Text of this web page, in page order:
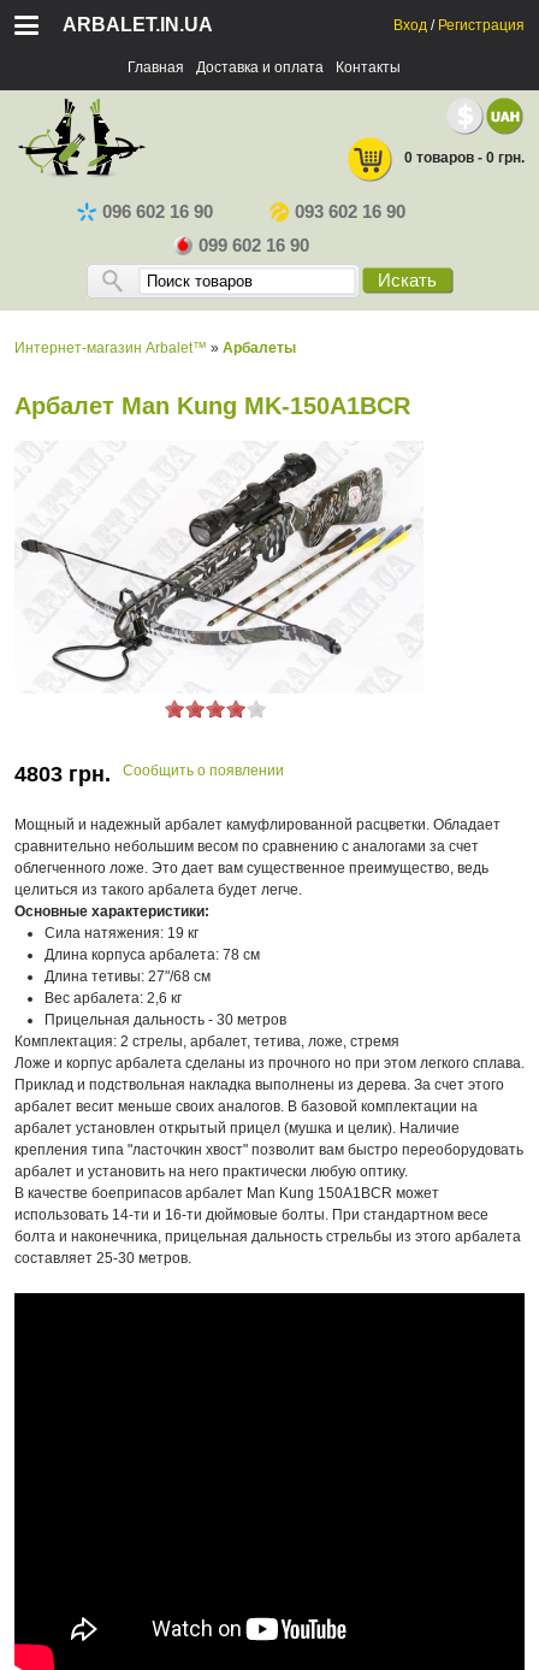
ARBALET.IN.UA
Главная Доставка и оплата Контакты
Вход / Регистрация
096 602 16 90
093 602 16 90
099 602 16 90
Искать
0 товаров - 0 грн.
Интернет-магазин Arbalet™ » Арбалеты
Арбалет Man Kung MK-150A1BCR
4803 грн. Сообщить о появлении
Мощный и надежный арбалет камуфлированной расцветки. Обладает
сравнительно небольшим весом по сравнению с аналогами за счет
облегченного ложе. Это дает вам существенное преимущество, ведь
целиться из такого арбалета будет легче.
Основные характеристики:
Сила натяжения: 19 кг
Длина корпуса арбалета: 78 см
Длина тетивы: 27"/68 см
Вес арбалета: 2,6 кг
Прицельная дальность - 30 метров
Комплектация: 2 стрелы, арбалет, тетива, ложе, стремя
Ложе и корпус арбалета сделаны из прочного но при этом легкого сплава.
Приклад и подствольная накладка выполнены из дерева. За счет этого
арбалет весит меньше своих аналогов. В базовой комплектации на
арбалет установлен открытый прицел (мушка и целик). Наличие
крепления типа "ласточкин хвост" позволит вам быстро переоборудовать
арбалет и установить на него практически любую оптику.
В качестве боеприпасов арбалет Man Kung 150A1BCR может
использовать 14-ти и 16-ти дюймовые болты. При стандартном весе
болта и наконечника, прицельная дальность стрельбы из этого арбалета
составляет 25-30 метров.